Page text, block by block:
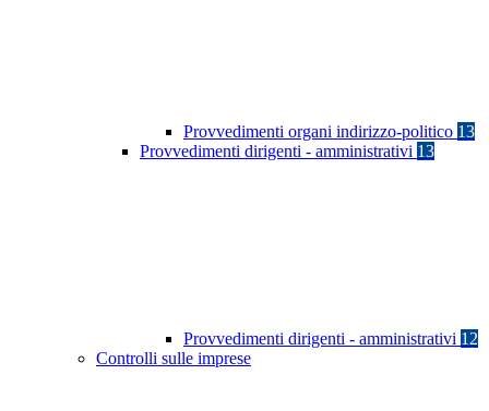
Provvedimenti organi indirizzo-politico 13
Provvedimenti dirigenti - amministrativi 13
Provvedimenti dirigenti - amministrativi 12
Controlli sulle imprese